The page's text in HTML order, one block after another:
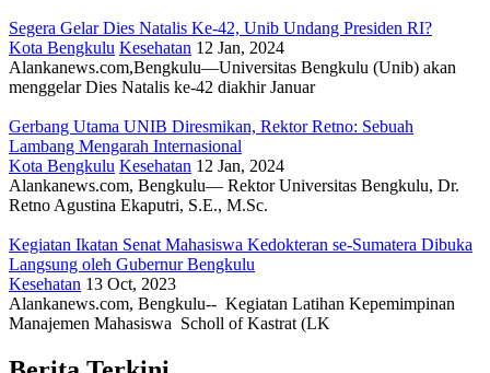
Segera Gelar Dies Natalis Ke-42, Unib Undang Presiden RI?
Kota Bengkulu Kesehatan 12 Jan, 2024
Alankanews.com,Bengkulu—Universitas Bengkulu (Unib) akan
menggelar Dies Natalis ke-42 diakhir Januar
Gerbang Utama UNIB Diresmikan, Rektor Retno: Sebuah
Lambang Mengarah Internasional
Kota Bengkulu Kesehatan 12 Jan, 2024
Alankanews.com, Bengkulu— Rektor Universitas Bengkulu, Dr.
Retno Agustina Ekaputri, S.E., M.Sc.
Kegiatan Ikatan Senat Mahasiswa Kedokteran se-Sumatera Dibuka
Langsung oleh Gubernur Bengkulu
Kesehatan 13 Oct, 2023
Alankanews.com, Bengkulu-- Kegiatan Latihan Kepemimpinan
Manajemen Mahasiswa Scholl of Kastrat (LK